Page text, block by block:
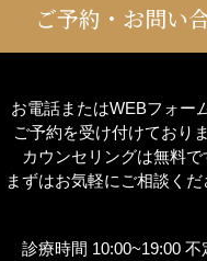
ご予約・お問い
お電話またはWEBフォー
ご予約を受け付けておりま
カウンセリングは無料で
まずはお気軽にご相談くだ
診療時間 10:00~19:00 不